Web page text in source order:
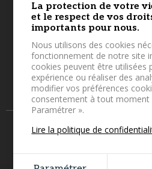
3 Rue
56450 Theix-
© 2026 Carexo - Tous droits
Grouplive - Agence de
La protection de votre
et le respect de vos
importants pour nous.
Nous utilisons des cookies
fonctionnement de notre site
cookies peuvent être utilisées
expérience ou réaliser des
modifier vos préférences
consentement à tout moment
Paramétrer ».
Lire la politique de